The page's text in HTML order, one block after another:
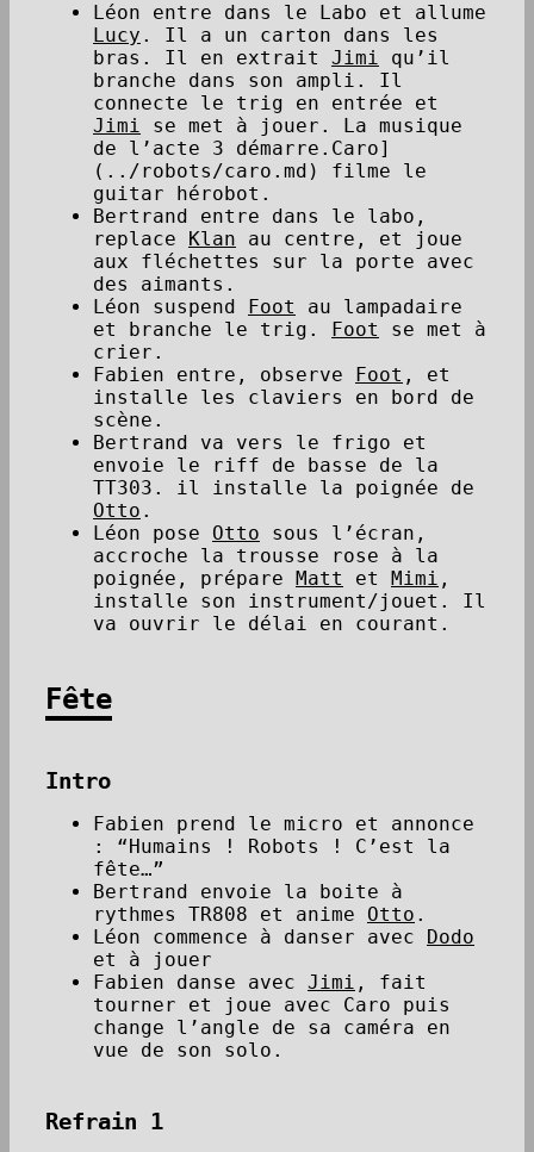
Léon entre dans le Labo et allume
Lucy . Il a un carton dans les
bras. Il en extrait Jimi qu’il
branche dans son ampli. Il
connecte le trig en entrée et
Jimi se met à jouer. La musique
de l’acte 3 démarre.Caro]
(../robots/caro.md) filme le
guitar hérobot.
Bertrand entre dans le labo,
replace Klan au centre, et joue
aux fléchettes sur la porte avec
des aimants.
Léon suspend Foot
au lampadaire
et branche le trig. Foot
se met à
crier.
Fabien entre, observe Foot , et
installe les claviers en bord de
scène.
Bertrand va vers le frigo et
envoie le riff de basse de la
TT303. il installe la poignée de
Otto .
Léon pose Otto sous l’écran,
accroche la trousse rose à la
poignée, prépare Matt et Mimi ,
installe son instrument/jouet. Il
va ouvrir le délai en courant.
Fête
Intro
Fabien prend le micro et annonce
: “Humains ! Robots ! C’est la
fête…”
Bertrand envoie la boite à
rythmes TR808 et anime Otto .
Léon commence à danser avec Dodo
et à jouer
Fabien danse avec Jimi , fait
tourner et joue avec Caro puis
change l’angle de sa caméra en
vue de son solo.
Refrain 1